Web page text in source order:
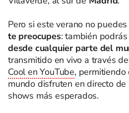
Pero si este verano no
te preocupes: también
desde cualquier parte del
transmitido en vivo a través
Cool en YouTube,
mundo disfruten en directo
shows más esperados.